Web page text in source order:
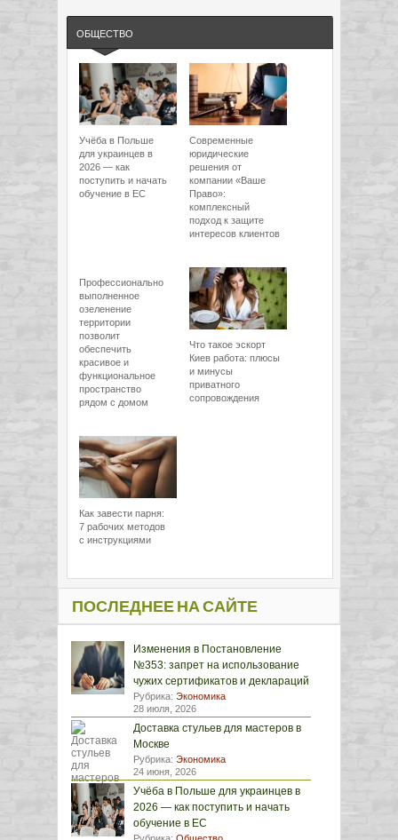
ОБЩЕСТВО
Учёба в Польше
для украинцев в
2026 — как
поступить и начать
обучение в ЕС
Современные
юридические
решения от
компании «Ваше
Право»:
комплексный
подход к защите
интересов клиентов
Профессионально
выполненное
озеленение
территории
позволит
обеспечить
красивое и
функциональное
пространство
рядом с домом
Что такое эскорт
Киев работа: плюсы
и минусы
приватного
сопровождения
Как завести парня:
7 рабочих методов
с инструкциями
ПОСЛЕДНЕЕ НА САЙТЕ
Изменения в Постановление
№353: запрет на использование
чужих сертификатов и деклараций
Рубрика: Экономика
28 июля, 2026
Доставка стульев для мастеров в
Москве
Рубрика: Экономика
24 июня, 2026
Учёба в Польше для украинцев в
2026 — как поступить и начать
обучение в ЕС